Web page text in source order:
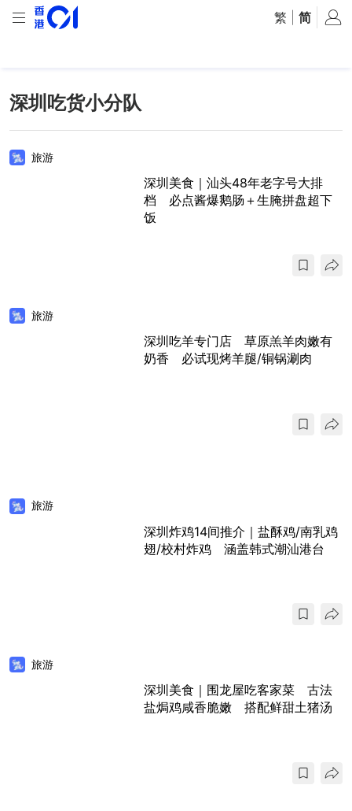
繁 简
深圳吃货小分队
旅游
深圳美食｜汕头48年老字号大排
档 必点酱爆鹅肠＋生腌拼盘超下
饭
旅游
深圳吃羊专门店 草原羔羊肉嫩有
奶香 必试现烤羊腿/铜锅涮肉
旅游
深圳炸鸡14间推介｜盐酥鸡/南乳鸡
翅/校村炸鸡 涵盖韩式潮汕港台
旅游
深圳美食｜围龙屋吃客家菜 古法
盐焗鸡咸香脆嫩 搭配鲜甜土猪汤